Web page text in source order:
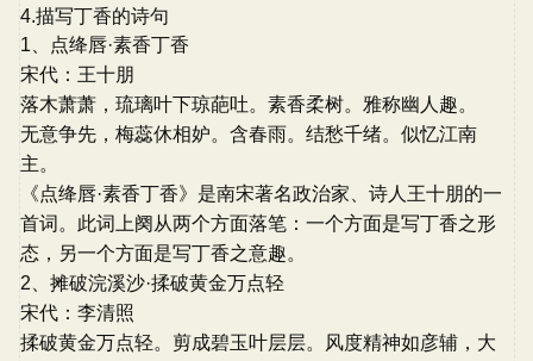
4.描写丁香的诗句
1、点绛唇·素香丁香
宋代：王十朋
落木萧萧，琉璃叶下琼葩吐。素香柔树。雅称幽人趣。
无意争先，梅蕊休相妒。含春雨。结愁千绪。似忆江南
主。
《点绛唇·素香丁香》是南宋著名政治家、诗人王十朋的一
首词。此词上阕从两个方面落笔：一个方面是写丁香之形
态，另一个方面是写丁香之意趣。
2、摊破浣溪沙·揉破黄金万点轻
宋代：李清照
揉破黄金万点轻。剪成碧玉叶层层。风度精神如彦辅，大